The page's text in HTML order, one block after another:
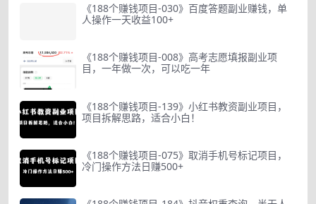
《188个赚钱项目-030》百度答题副业赚钱，单
人操作一天收益100+
《188个赚钱项目-008》高考志愿填报副业项
目，一年做一次，可以吃一年
《188个赚钱项目-139》小红书教资副业项目，
项目拆解思路，适合小白！
《188个赚钱项目-075》取消手机号标记项目，
冷门操作方法日赚500+